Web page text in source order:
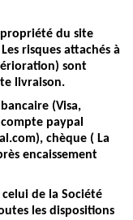
du site
risques attachés à
sont
livraison.
(Visa,
paypal
chèque ( La
encaissement
celui de la Société
les dispositions